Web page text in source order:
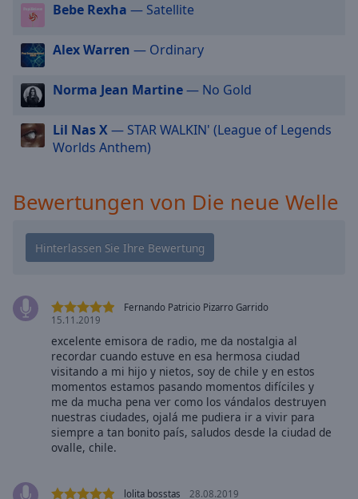
Text
Background
Color
Opacity
Caption
Color
Opacity
Size
Bebe Rexha — Satellite
Alex Warren — Ordinary
Norma Jean Martine— No Gold
Lil Nas X— STAR WALKIN' (League of Legends
Worlds Anthem)
Bewertungen von Die neue Welle
Fernando Patricio Pizarro Garrido
15.11.2019
excelente emisora de radio, me da nostalgia al
recordar cuando estuve en esa hermosa ciudad
visitando a mi hijo y nietos, soy de chile y en estos
momentos estamos pasando momentos difíciles y
me da mucha pena ver como los vándalos destruyen
nuestras ciudades, ojalá me pudiera ir a vivir para
siempre a tan bonito país, saludos desde la ciudad de
ovalle, chile.
lolita bosstas 28.08.2019